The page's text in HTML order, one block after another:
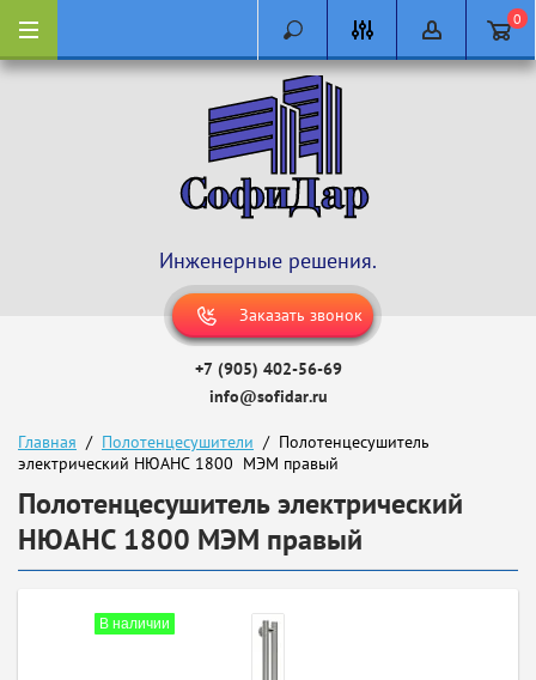
0
Инженерные решения.
Заказать звонок
+7 (905) 402-56-69
info@sofidar.ru
Главная
  /
Полотенцесушители
  /  Полотенцесушитель
электрический НЮАНС 1800  МЭМ правый
Полотенцесушитель электрический
НЮАНС 1800 МЭМ правый
В наличии